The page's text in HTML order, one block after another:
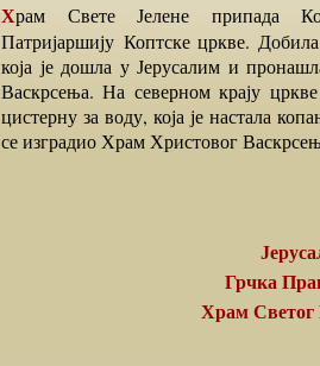
Храм Свете Јелене припада Коптској православној цркви и налази се уз
Патријаршију Коптске цркве.
која је дошла у Јерусалим и
Васкрсења. На северном крају
цистерну за воду, која је настала
се изградио Храм Христовог
Грчка
Храм